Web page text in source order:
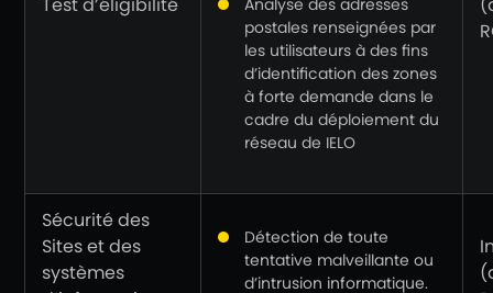
Analyse des adresses
postales renseignées par
les utilisateurs à des fins
d’identification des zones
à forte demande dans le
cadre du déploiement du
réseau de IELO
Sécurité des
Sites et des
systèmes
Détection de toute
tentative malveillante ou
d’intrusion informatique.